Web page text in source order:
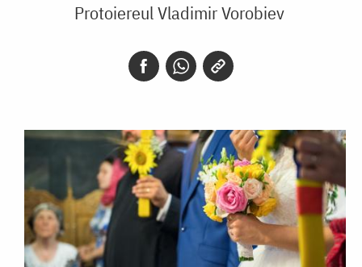
Protoiereul Vladimir Vorobiev